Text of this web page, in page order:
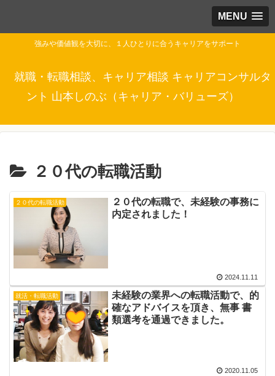
MENU
強みや価値観を大切に、１人ひとりに合うキャリアをサポート
就職・転職相談、キャリア相談 キャリアコンサルタ
ント 山本しのぶ（キャリア・バリューズ）
２０代の転職活動
２０代の転職活動
２０代の転職で、未経験の事務に
内定されました！
2024.11.11
就活・転職活動
未経験の業界への転職活動で、的
確なアドバイスを頂き、無事 書
類選考を通過できました。
2020.11.05